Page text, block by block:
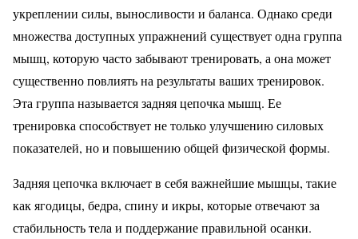
укреплении силы, выносливости и баланса. Однако среди
множества доступных упражнений существует одна группа
мышц, которую часто забывают тренировать, а она может
существенно повлиять на результаты ваших тренировок.
Эта группа называется задняя цепочка мышц. Ее
тренировка способствует не только улучшению силовых
показателей, но и повышению общей физической формы.
Задняя цепочка включает в себя важнейшие мышцы, такие
как ягодицы, бедра, спину и икры, которые отвечают за
стабильность тела и поддержание правильной осанки.